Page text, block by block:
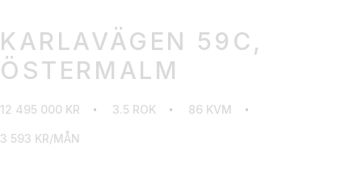
KARLAVÄGEN 59C,
ÖSTERMALM
12 495 000 KR 3.5 ROK 86 KVM
3 593 KR/MÅN